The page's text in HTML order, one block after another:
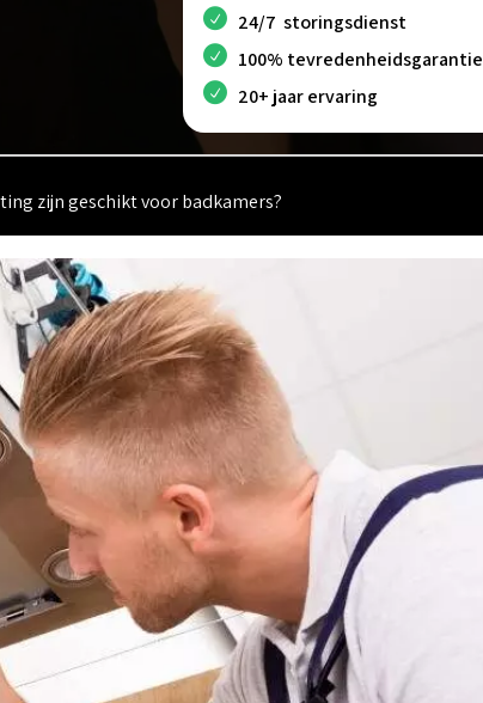
24/7 storingsdienst
100% tevredenheidsgarantie
20+ jaar ervaring
zijn geschikt voor badkamers?